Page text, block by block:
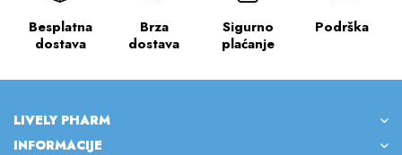
Besplatna
dostava
Brza
dostava
Sigurno
plaćanje
Podrška
LIVELY PHARM
INFORMACIJE